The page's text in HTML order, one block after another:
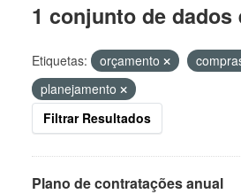
1 conjunto de dados
Etiquetas: orçamento
planejamento
Filtrar Resultados
Plano de contratações anual